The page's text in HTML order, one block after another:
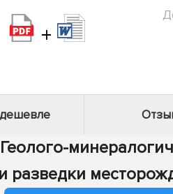
+
разведки